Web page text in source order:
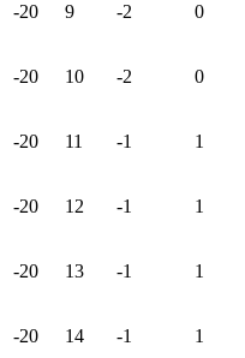
-20 9 -2 0
-20 10 -2 0
-20 11 -1 1
-20 12 -1 1
-20 13 -1 1
-20 14 -1 1